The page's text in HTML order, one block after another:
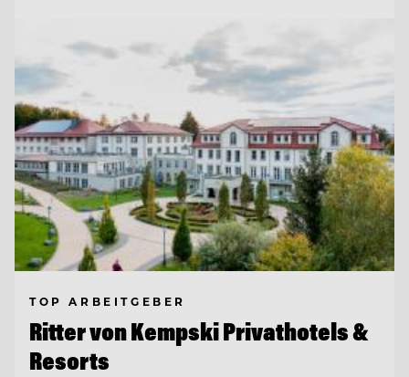
TOP ARBEITGEBER
Ritter von Kempski Privathotels &
Resorts